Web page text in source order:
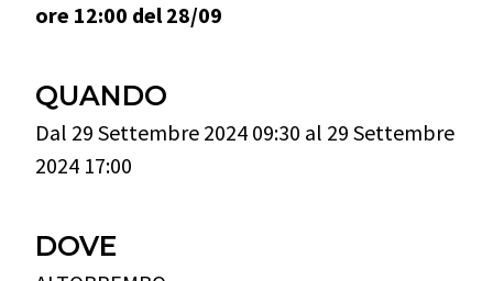
ore 12:00 del 28/09
QUANDO
Dal 29 Settembre 2024 09:30 al 29 Settembre
2024 17:00
DOVE